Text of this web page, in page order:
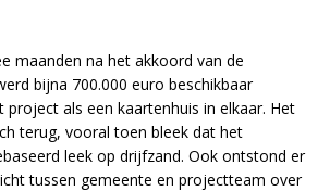
maanden na het akkoord van de
bijna 700.000 euro beschikbaar
als een kaartenhuis in elkaar. Het
terug, vooral toen bleek dat het
leek op drijfzand. Ook ontstond er
tussen gemeente en projectteam over